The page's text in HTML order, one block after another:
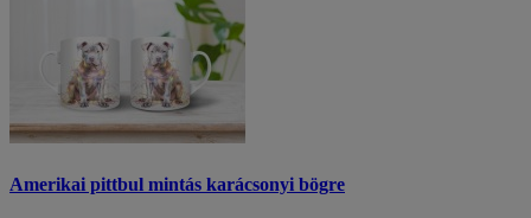
Amerikai pittbul mintás karácsonyi bögre